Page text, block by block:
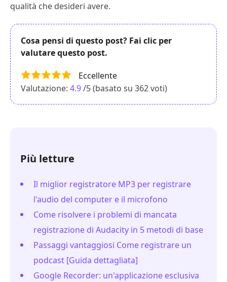
qualità che desideri avere.
Cosa pensi di questo post? Fai clic per
valutare questo post.
Eccellente
Valutazione: 4.9/5 (basato su 362voti)
Più letture
Il miglior registratore MP3 per registrare
l'audio del computer e il microfono
Come risolvere i problemi di mancata
registrazione di Audacity in 5 metodi di base
Passaggi vantaggiosi Come registrare un
podcast [Guida dettagliata]
Google Recorder: un'applicazione esclusiva